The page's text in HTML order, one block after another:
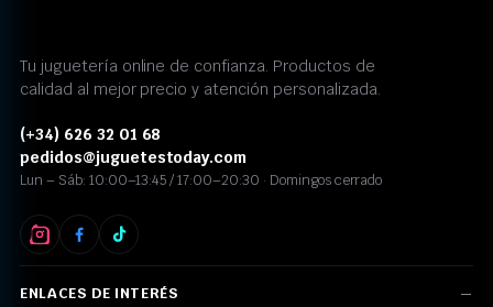
Tu juguetería online de confianza. Productos de
calidad al mejor precio y atención personalizada.
(+34) 626 32 01 68
pedidos@juguetestoday.com
Lun – Sáb: 10:00–13:45 / 17:00–20:30 · Domingos cerrado
ENLACES DE INTERÉS